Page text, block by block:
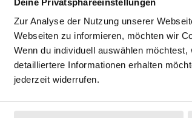
Deine Privatsphäreeinstellungen
Zur Analyse der Nutzung unserer
Webseiten zu informieren, möchten wir
Wenn du individuell auswählen
detailliertere Informationen erhalten
jederzeit widerrufen.
mitdenken und mitgestalten. Die
Unsere